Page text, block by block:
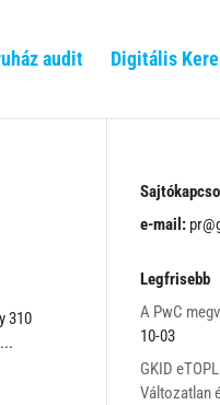
audit Digitális
310
e-mail:
Legfrisebb
A PwC
10-03
GKID
Változatlan